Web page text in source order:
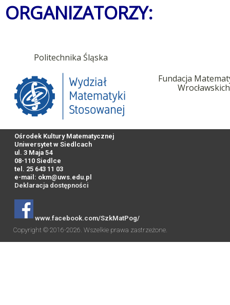
ORGANIZATORZY:
Politechnika Śląska
Fundacja
Wrocławskich
Ośrodek Kultury Matematycznej
Uniwersytet w Siedlcach
ul. 3 Maja 54
08-110 Siedlce
tel. 25 643 11 03
e-mail: okm@uws.edu.pl
Deklaracja dostępności
www.facebook.com/SzkMatPog/
Copyright © 2016-2026. Wszelkie prawa zastrzeżone.